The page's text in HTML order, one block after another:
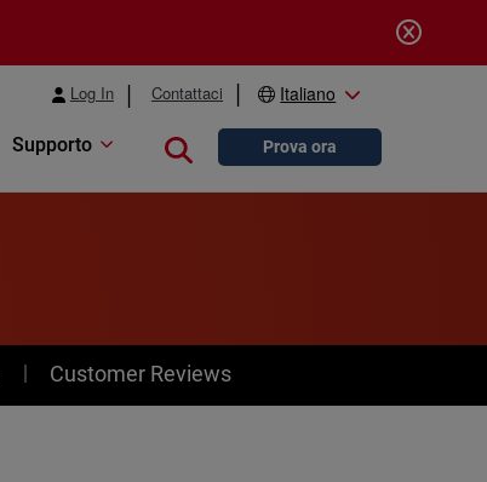
Log In Contattaci Italiano
Supporto Close searchProva ora
Customer Reviews